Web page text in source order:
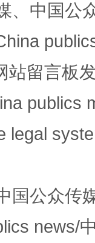
、中国公
站留言板
publics
legal
国公众传
news/